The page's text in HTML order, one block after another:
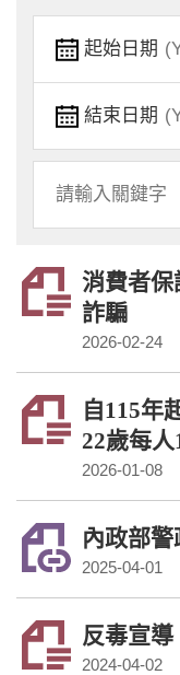
起始日期
結束日期
關
消費者保
詐騙
2026-02-24
自115年
22歲每
2026-01-08
內政部警
2025-04-01
反毒宣導
2024-04-02